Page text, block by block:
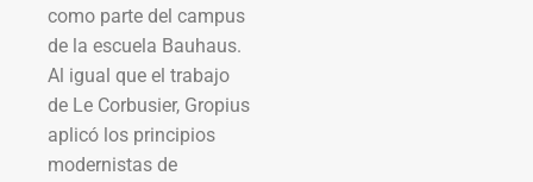
como parte del campus
de la escuela Bauhaus.
Al igual que el trabajo
de Le Corbusier, Gropius
aplicó los principios
modernistas de